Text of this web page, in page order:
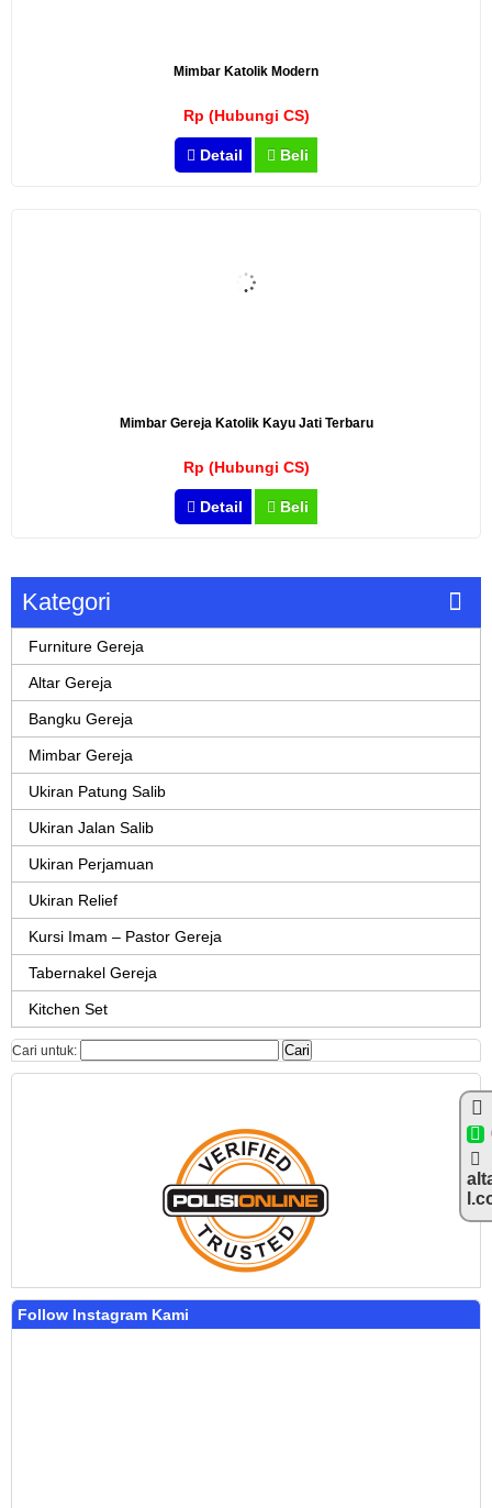
Mimbar Katolik Modern
Rp (Hubungi CS)
Detail Beli
Mimbar Gereja Katolik Kayu Jati Terbaru
Rp (Hubungi CS)
Detail Beli
Kategori
Furniture Gereja
Altar Gereja
Bangku Gereja
Mimbar Gereja
Ukiran Patung Salib
Ukiran Jalan Salib
Ukiran Perjamuan
Ukiran Relief
Kursi Imam – Pastor Gereja
Tabernakel Gereja
Kitchen Set
Cari untuk:
Follow Instagram Kami